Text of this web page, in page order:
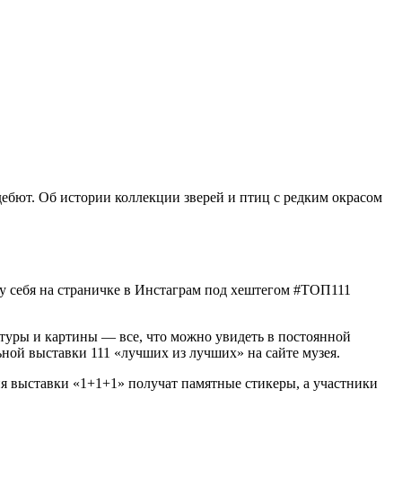
Об истории коллекции зверей и птиц с редким окрасом
на страничке в Инстаграм под хештегом #ТОП111
и картины — все, что можно увидеть в постоянной
выставки 111 «лучших из лучших» на сайте музея.
«1+1+1» получат памятные стикеры, а участники